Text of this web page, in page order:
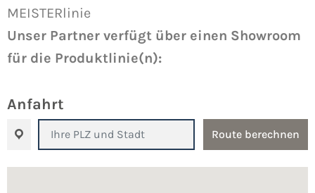
MEISTERlinie
Unser Partner verfügt über einen Showroom
für die Produktlinie(n):
Anfahrt